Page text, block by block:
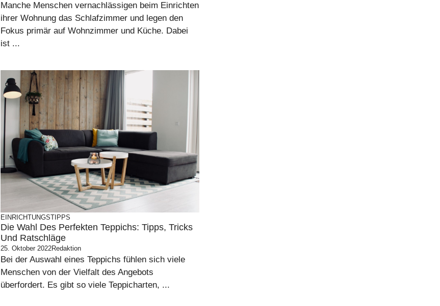
Manche Menschen vernachlässigen beim Einrichten
ihrer Wohnung das Schlafzimmer und legen den
Fokus primär auf Wohnzimmer und Küche. Dabei
ist ...
EINRICHTUNGSTIPPS
Die Wahl Des Perfekten Teppichs: Tipps, Tricks
Und Ratschläge
25. Oktober 2022Redaktion
Bei der Auswahl eines Teppichs fühlen sich viele
Menschen von der Vielfalt des Angebots
überfordert. Es gibt so viele Teppicharten, ...